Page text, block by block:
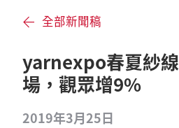
全部新聞稿
yarnexpo春夏紗
場，觀眾增9%
2019年3月25日